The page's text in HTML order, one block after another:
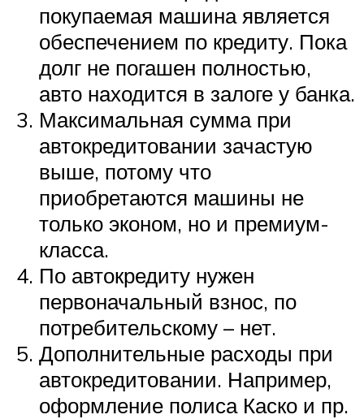
покупаемая машина является
обеспечением по кредиту. Пока
долг не погашен полностью,
авто находится в залоге у банка.
Максимальная сумма при
автокредитовании зачастую
выше, потому что
приобретаются машины не
только эконом, но и премиум-
класса.
По автокредиту нужен
первоначальный взнос, по
потребительскому – нет.
Дополнительные расходы при
автокредитовании. Например,
оформление полиса Каско и пр.